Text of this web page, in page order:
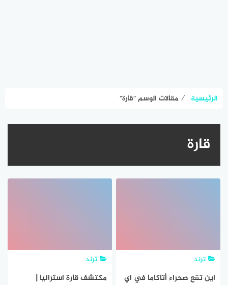
الرئيسية ⁄ مقالات الوسم "قارة"
قارة
ترند
اين تقع صحراء أتاكاما في اي
ترند
مكتشف قارة استراليا |